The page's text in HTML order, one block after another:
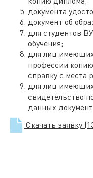
документа
документ об
для студентов
обучения;
для лиц
профессии
справку с места
для лиц
свидетельство
данных
Скачать заявку